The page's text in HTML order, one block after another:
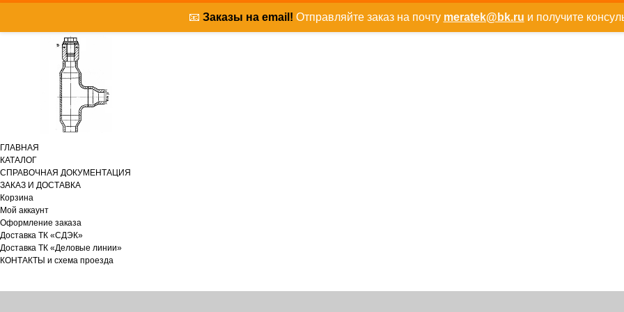
📧 Заказы на email! Отправляйте заказ на почту meratek@bk.ru и получите
ГЛАВНАЯ
КАТАЛОГ
СПРАВОЧНАЯ ДОКУМЕНТАЦИЯ
ЗАКАЗ И ДОСТАВКА
Корзина
Мой аккаунт
Оформление заказа
Доставка ТК «СДЭК»
Доставка ТК «Деловые линии»
КОНТАКТЫ и схема проезда